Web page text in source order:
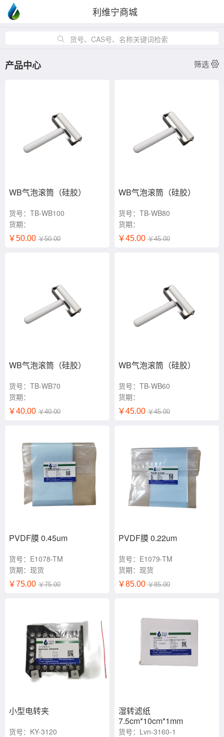
利维宁商城
货号、CAS号、名称关键词检索
产品中心 筛选
WB气泡滚筒（硅胶）
货号：TB-WB100
货期：
￥50.00 ￥50.00
WB气泡滚筒（硅胶）
货号：TB-WB80
货期：
￥45.00 ￥45.00
WB气泡滚筒（硅胶）
货号：TB-WB70
货期：
￥40.00 ￥40.00
WB气泡滚筒（硅胶）
货号：TB-WB60
货期：
￥45.00 ￥45.00
PVDF膜 0.45um
货号：E1078-TM
货期：现货
￥75.00 ￥75.00
PVDF膜 0.22um
货号：E1079-TM
货期：现货
￥85.00 ￥85.00
小型电转夹
货号：KY-3120
湿转滤纸
7.5cm*10cm*1mm
货号：Lvn-3160-1